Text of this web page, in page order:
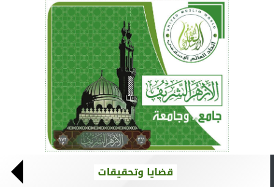
قضايا وتحقيقات